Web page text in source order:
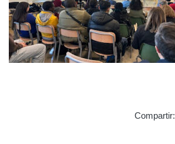
Compartir: